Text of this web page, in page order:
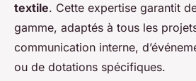
textile. Cette expertise garantit
gamme, adaptés à tous les
communication interne,
ou de dotations spécifiques.